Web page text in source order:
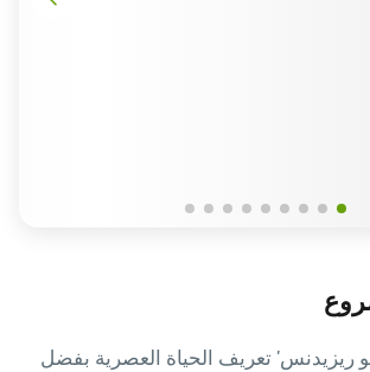
ريزيدنس' تعريف الحياة العصرية بفضل